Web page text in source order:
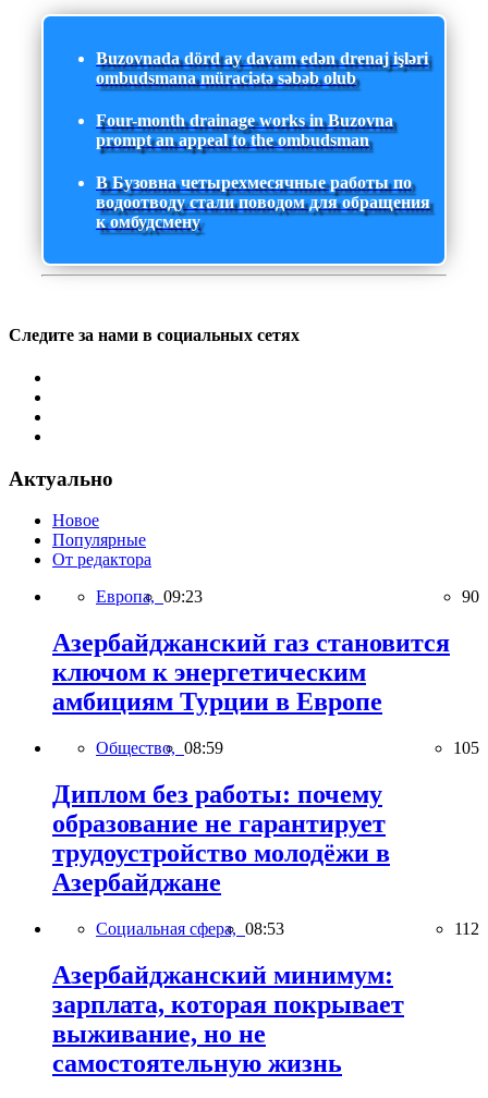
Buzovnada dörd ay davam edən drenaj işləri
ombudsmana müraciətə səbəb olub
Four-month drainage works in Buzovna
prompt an appeal to the ombudsman
В Бузовна четырехмесячные работы по
водоотводу стали поводом для обращения
к омбудсмену
Следите за нами в социальных сетях
Актуально
Новое
Популярные
От редактора
Европа, 09:23 90
Азербайджанский газ становится
ключом к энергетическим
амбициям Турции в Европе
Общество, 08:59 105
Диплом без работы: почему
образование не гарантирует
трудоустройство молодёжи в
Азербайджане
Социальная сфера, 08:53 112
Азербайджанский минимум:
зарплата, которая покрывает
выживание, но не
самостоятельную жизнь